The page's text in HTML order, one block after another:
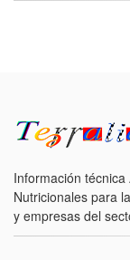
Información
Nutricionales para
y empresas del